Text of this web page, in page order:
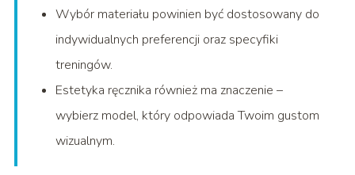
Wybór materiału powinien być dostosowany do
indywidualnych preferencji oraz specyfiki
treningów.
Estetyka ręcznika również ma znaczenie –
wybierz model, który odpowiada Twoim gustom
wizualnym.